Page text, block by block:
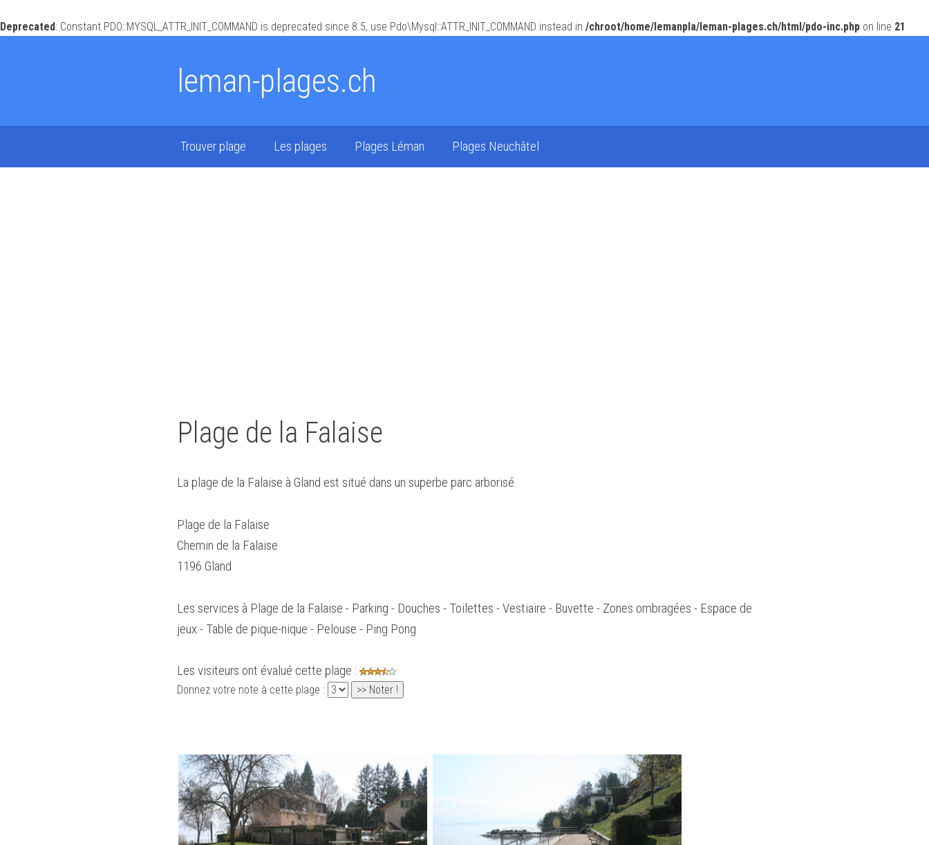
Deprecated: Constant PDO::MYSQL_ATTR_INIT_COMMAND is deprecated since 8.5, use Pdo\Mysql::ATTR_INIT_COMMAND instead in /chroot/home/lemanpla/leman-plages.ch/html/pdo-inc.php on line 21
leman-plages.ch
Trouver plage Les plages Plages Léman Plages Neuchâtel
Plage de la Falaise
La plage de la Falaise à Gland est situé dans un superbe parc arborisé.
Plage de la Falaise
Chemin de la Falaise
1196 Gland
Les services à Plage de la Falaise - Parking - Douches - Toilettes - Vestiaire - Buvette - Zones ombragées - Espace de
jeux - Table de pique-nique - Pelouse - Ping Pong
Les visiteurs ont évalué cette plage :
Donnez votre note à cette plage :